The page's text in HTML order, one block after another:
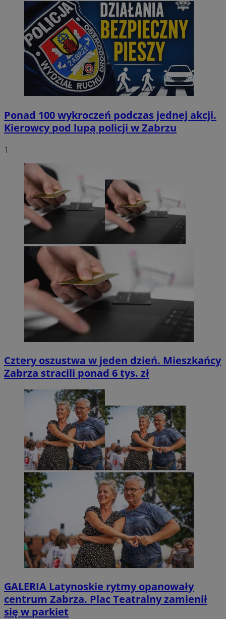
Ponad 100 wykroczeń podczas jednej akcji.
Kierowcy pod lupą policji w Zabrzu
1
Cztery oszustwa w jeden dzień. Mieszkańcy
Zabrza stracili ponad 6 tys. zł
GALERIA Latynoskie rytmy opanowały
centrum Zabrza. Plac Teatralny zamienił
się w parkiet